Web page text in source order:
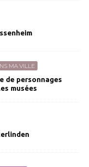
MA VILLE
de personnages
musées